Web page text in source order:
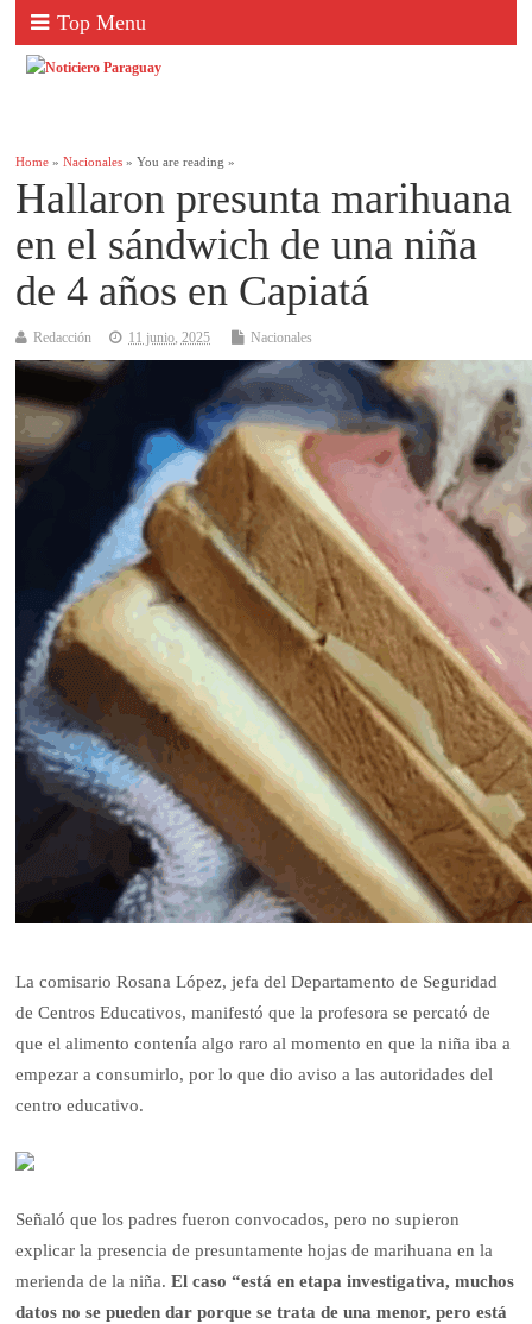
Top Menu
Home »Nacionales » You are reading »
Hallaron presunta marihuana
en el sándwich de una niña
de 4 años en Capiatá
Redacción 11 junio, 2025 Nacionales
La comisario Rosana López, jefa del Departamento de Seguridad
de Centros Educativos, manifestó que la profesora se percató de
que el alimento contenía algo raro al momento en que la niña iba a
empezar a consumirlo, por lo que dio aviso a las autoridades del
centro educativo.
Señaló que los padres fueron convocados, pero no supieron
explicar la presencia de presuntamente hojas de marihuana en la
merienda de la niña.El caso “está en etapa investigativa, muchos
datos no se pueden dar porque se trata de una menor, pero está